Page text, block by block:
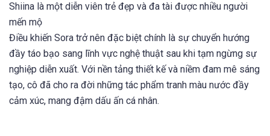
Shiina là một diễn viên trẻ đẹp và đa tài được nhiều người
mến mộ
Điều khiến Sora trở nên đặc biệt chính là sự chuyển hướng
đầy táo bạo sang lĩnh vực nghệ thuật sau khi tạm ngừng sự
nghiệp diễn xuất. Với nền tảng thiết kế và niềm đam mê sáng
tạo, cô đã cho ra đời những tác phẩm tranh màu nước đầy
cảm xúc, mang đậm dấu ấn cá nhân.